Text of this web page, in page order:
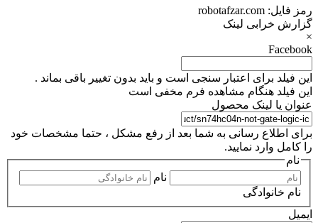
رمز فایل: robotafzar.com
گزارش خرابی لینک
×
Facebook
این فیلد برای اعتبار سنجی است و باید بدون تغییر باقی بماند .
این فیلد هنگام مشاهده فرم مخفی است
عنوان یا لینک محصول
برای اطلاع رسانی به شما بعد از رفع مشکل ، حتما مشخصات خود
را کامل وارد نمایید.
نام
نام
نام خانوادگی
ایمیل